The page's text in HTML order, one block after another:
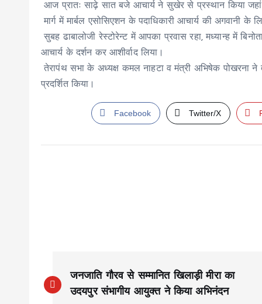
आज प्रातः साढ़े सात बजे आचार्य ने सुखेर से प्रस्थान किया
मार्ग में मार्बल एसोसिएशन के पदाधिकारी आचार्य की अगवानी
सुबह ढाबालोजी रेस्टोरेन्ट में आपका प्रवास रहा, मध्यान्ह में
आचार्य के दर्शन कर आशीर्वाद लिया।
तेरापंथ सभा के अध्यक्ष कमल नाहटा व मंत्री अभिषेक पोखरना
प्रदर्शित किया।
Facebook Twitter/X
जनजाति गौरव से सम्मानित खिलाड़ी मीरा का
उदयपुर संभागीय आयुक्त ने किया अभिनंदन